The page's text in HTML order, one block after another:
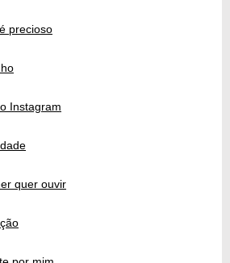
precioso
Instagram
quer ouvir